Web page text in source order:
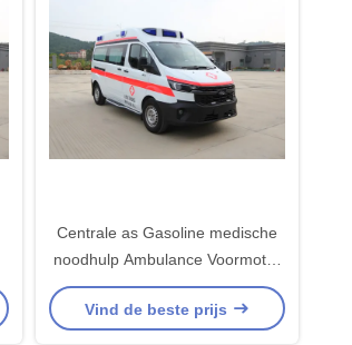
Centrale as Gasoline medische
noodhulp Ambulance Voormotor
Voorwiel aandrijving
Vind de beste prijs